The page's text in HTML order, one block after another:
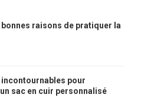
raisons de pratiquer la
incontournables pour
sac en cuir personnalisé